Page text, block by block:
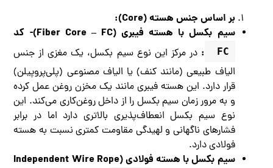
بر اساس جنس هسته (Core):
سیم بکسل با هسته فیبری (Fiber Core – FC)- کد
FC
: در مرکز این نوع سیم بکسل، یک مغزی از جنس
الیاف طبیعی (مانند کنف) یا الیاف مصنوعی (پلی‌پروپیلن)
قرار دارد. این هسته فیبری مانند یک مخزن روغن عمل کرده
و به مرور زمان سیم بکسل را از داخل روغن‌کاری می‌کند. این
نوع سیم بکسل انعطاف‌پذیری بالاتری دارد اما در برابر
فشارهای ناگهانی و لهیدگی مقاومت کمتری نسبت به هسته
فولادی دارد.
سیم بکسل با هسته فولادی (Independent Wire Rope